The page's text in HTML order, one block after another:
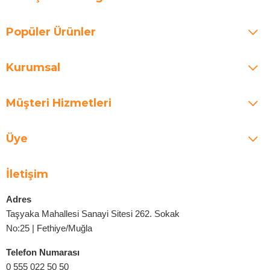
Popüler Ürünler
Kurumsal
Müşteri Hizmetleri
Üye
İletişim
Adres
Taşyaka Mahallesi Sanayi Sitesi 262. Sokak
No:25 | Fethiye/Muğla
Telefon Numarası
0 555 022 50 50